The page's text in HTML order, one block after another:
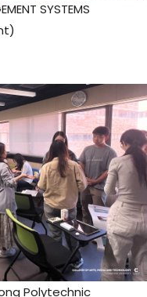
SYSTEMS
Polytechnic